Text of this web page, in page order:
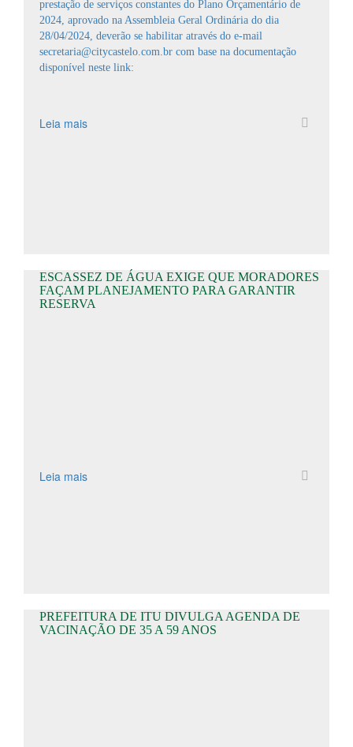
prestação de serviços constantes do Plano Orçamentário de
2024, aprovado na Assembleia Geral Ordinária do dia
28/04/2024, deverão se habilitar através do e-mail
secretaria@citycastelo.com.br com base na documentação
disponí­vel neste link:
Leia mais
ESCASSEZ DE ÁGUA EXIGE QUE MORADORES
FAÇAM PLANEJAMENTO PARA GARANTIR
RESERVA
Leia mais
PREFEITURA DE ITU DIVULGA AGENDA DE
VACINAÇÃO DE 35 A 59 ANOS